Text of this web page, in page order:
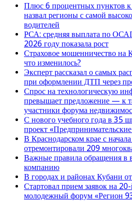
Плюс 6 процентных пунктов
назвал регионы с самой
водителей
РСА: средняя выплата по
2026 году показала рост
Страховое мошенничество на
что изменилось?
Эксперт рассказал о самых
при оформлении ДТП через
Спрос на технологическую
превышает предложение — к
участники форума
С нового учебного года в 35
проект
В Краснодарском крае с
отремонтировали 209
Важные правила обращения в
компанию
В городах и районах Кубани
Стартовал прием заявок на
молодежный форум «Регион